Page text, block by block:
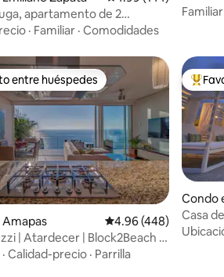
apartamento de 2
en el loft 268
· Familiar · Comodidades
Y
Familiar
de 5, 157 reseñas
huéspedes preferido
entre huéspedes
Calificación
4.96 (448)
| Atardecer | Block2Beach |
vista H20
· Calidad-precio · Parrilla
Condo
Casa
piscina